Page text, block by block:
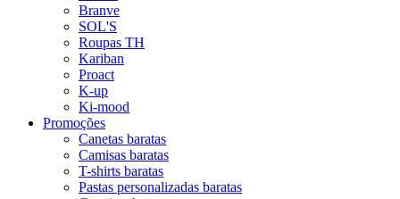
Branve
SOL'S
Roupas TH
Kariban
Proact
K-up
Ki-mood
Promoções
Canetas baratas
Camisas baratas
T-shirts baratas
Pastas personalizadas baratas